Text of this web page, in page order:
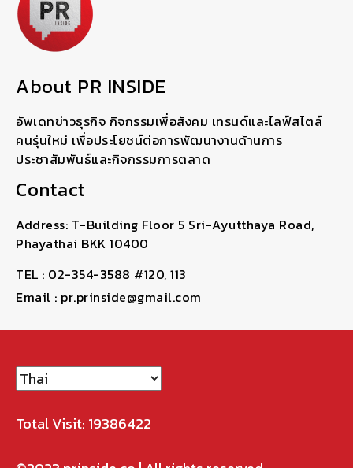
About PR INSIDE
อัพเดทข่าวธุรกิจ กิจกรรมเพื่อสังคม เทรนด์และไลฟ์สไตล์
คนรุ่นใหม่ เพื่อประโยชน์ต่อการพัฒนางานด้านการ
ประชาสัมพันธ์และกิจกรรมการตลาด
Contact
Address: T-Building Floor 5 Sri-Ayutthaya Road,
Phayathai BKK 10400
TEL : 02-354-3588 #120, 113
Email : pr.prinside@gmail.com
Total Visit: 19386422